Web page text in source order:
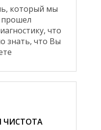
который мы
прошел
что
знать, что Вы
ЧИСТОТА